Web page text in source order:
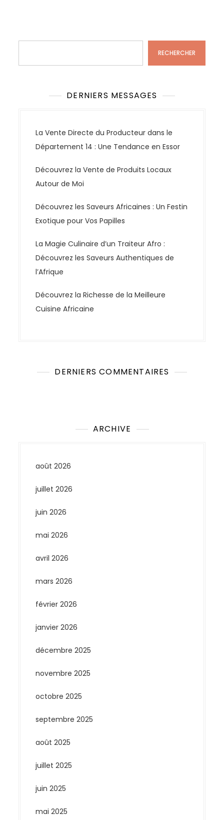
RECHERCHER
DERNIERS MESSAGES
La Vente Directe du Producteur dans le
Département 14 : Une Tendance en Essor
Découvrez la Vente de Produits Locaux
Autour de Moi
Découvrez les Saveurs Africaines : Un Festin
Exotique pour Vos Papilles
La Magie Culinaire d’un Traiteur Afro :
Découvrez les Saveurs Authentiques de
l’Afrique
Découvrez la Richesse de la Meilleure
Cuisine Africaine
DERNIERS COMMENTAIRES
ARCHIVE
août 2026
juillet 2026
juin 2026
mai 2026
avril 2026
mars 2026
février 2026
janvier 2026
décembre 2025
novembre 2025
octobre 2025
septembre 2025
août 2025
juillet 2025
juin 2025
mai 2025